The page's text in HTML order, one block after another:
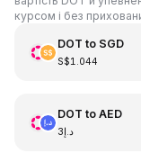
курсом і без
DOT to SGD
S$1.044
DOT to AED
د.إ3